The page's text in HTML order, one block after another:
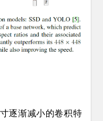
逐渐减小的卷积特